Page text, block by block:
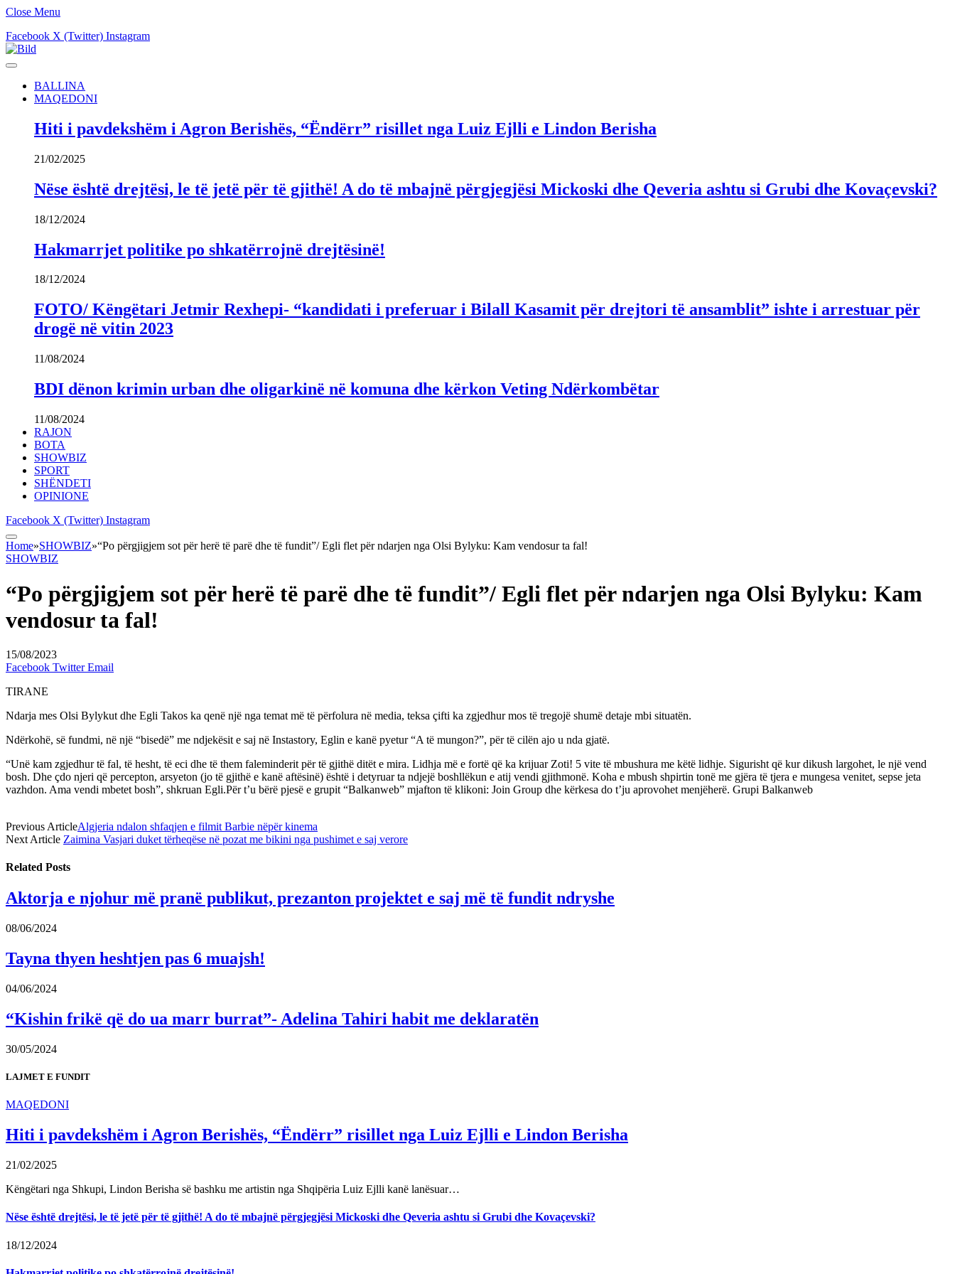
Close Menu
Facebook X (Twitter) Instagram
BALLINA
MAQEDONI
Hiti i pavdekshëm i Agron Berishës, “Ëndërr” risillet nga Luiz Ejlli e Lindon Berisha
21/02/2025
Nëse është drejtësi, le të jetë për të gjithë! A do të mbajnë përgjegjësi Mickoski dhe Qeveria ashtu si Grubi dhe Kovaçevski?
18/12/2024
Hakmarrjet politike po shkatërrojnë drejtësinë!
18/12/2024
FOTO/ Këngëtari Jetmir Rexhepi- “kandidati i preferuar i Bilall Kasamit për drejtori të ansamblit” ishte i arrestuar për
drogë në vitin 2023
11/08/2024
BDI dënon krimin urban dhe oligarkinë në komuna dhe kërkon Veting Ndërkombëtar
11/08/2024
RAJON
BOTA
SHOWBIZ
SPORT
SHËNDETI
OPINIONE
Facebook X (Twitter) Instagram
Home»SHOWBIZ»“Po përgjigjem sot për herë të parë dhe të fundit”/ Egli flet për ndarjen nga Olsi Bylyku: Kam vendosur ta fal!
SHOWBIZ
“Po përgjigjem sot për herë të parë dhe të fundit”/ Egli flet për ndarjen nga Olsi Bylyku: Kam
vendosur ta fal!
15/08/2023
Facebook Twitter Email
TIRANE
Ndarja mes Olsi Bylykut dhe Egli Takos ka qenë një nga temat më të përfolura në media, teksa çifti ka zgjedhur mos të tregojë shumë detaje mbi situatën.
Ndërkohë, së fundmi, në një “bisedë” me ndjekësit e saj në Instastory, Eglin e kanë pyetur “A të mungon?”, për të cilën ajo u nda gjatë.
“Unë kam zgjedhur të fal, të hesht, të eci dhe të them faleminderit për të gjithë ditët e mira. Lidhja më e fortë që ka krijuar Zoti! 5 vite të mbushura me këtë lidhje. Sigurisht që kur dikush largohet, le një vend
bosh. Dhe çdo njeri që percepton, arsyeton (jo të gjithë e kanë aftësinë) është i detyruar ta ndjejë boshllëkun e atij vendi gjithmonë. Koha e mbush shpirtin tonë me gjëra të tjera e mungesa venitet, sepse jeta
vazhdon. Ama vendi mbetet bosh”, shkruan Egli.Për t’u bërë pjesë e grupit “Balkanweb” mjafton të klikoni: Join Group dhe kërkesa do t’ju aprovohet menjëherë. Grupi Balkanweb
Previous ArticleAlgjeria ndalon shfaqjen e filmit Barbie nëpër kinema
Next Article Zaimina Vasjari duket tërheqëse në pozat me bikini nga pushimet e saj verore
Related Posts
Aktorja e njohur më pranë publikut, prezanton projektet e saj më të fundit ndryshe
08/06/2024
Tayna thyen heshtjen pas 6 muajsh!
04/06/2024
“Kishin frikë që do ua marr burrat”- Adelina Tahiri habit me deklaratën
30/05/2024
LAJMET E FUNDIT
MAQEDONI
Hiti i pavdekshëm i Agron Berishës, “Ëndërr” risillet nga Luiz Ejlli e Lindon Berisha
21/02/2025
Këngëtari nga Shkupi, Lindon Berisha së bashku me artistin nga Shqipëria Luiz Ejlli kanë lanësuar…
Nëse është drejtësi, le të jetë për të gjithë! A do të mbajnë përgjegjësi Mickoski dhe Qeveria ashtu si Grubi dhe Kovaçevski?
18/12/2024